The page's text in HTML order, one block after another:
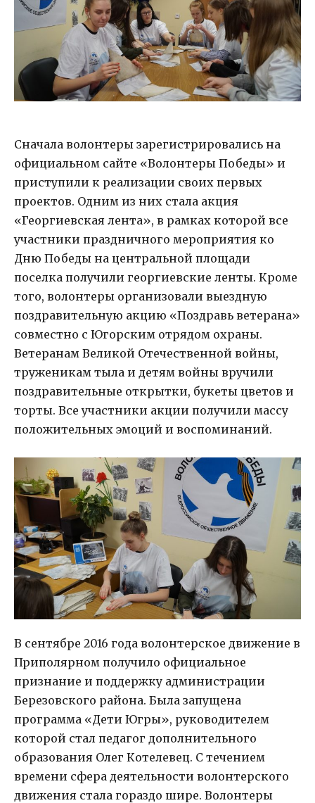
Сначала волонтеры зарегистрировались на
официальном сайте «Волонтеры Победы» и
приступили к реализации своих первых
проектов. Одним из них стала акция
«Георгиевская лента», в рамках которой все
участники праздничного мероприятия ко
Дню Победы на центральной площади
поселка получили георгиевские ленты. Кроме
того, волонтеры организовали выездную
поздравительную акцию «Поздравь ветерана»
совместно с Югорским отрядом охраны.
Ветеранам Великой Отечественной войны,
труженикам тыла и детям войны вручили
поздравительные открытки, букеты цветов и
торты. Все участники акции получили массу
положительных эмоций и воспоминаний.
В сентябре 2016 года волонтерское движение в
Приполярном получило официальное
признание и поддержку администрации
Березовского района. Была запущена
программа «Дети Югры», руководителем
которой стал педагог дополнительного
образования Олег Котелевец. С течением
времени сфера деятельности волонтерского
движения стала гораздо шире. Волонтеры